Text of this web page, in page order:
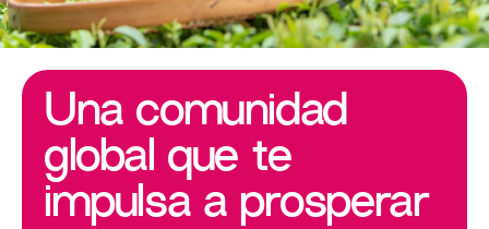
Una comunidad
global que te
impulsa a prosperar